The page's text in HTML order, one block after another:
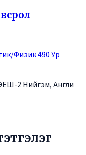
Физик 490 Ур
2 Нийгэм, Англи